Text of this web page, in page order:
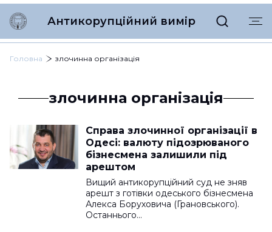
Антикорупційний вимір
Головна злочинна організація
злочинна організація
Справа злочинної організації в
Одесі: валюту підозрюваного
бізнесмена залишили під
арештом
Вищий антикорупційний суд не зняв
арешт з готівки одеського бізнесмена
Алекса Боруховича (Грановського).
Останнього…